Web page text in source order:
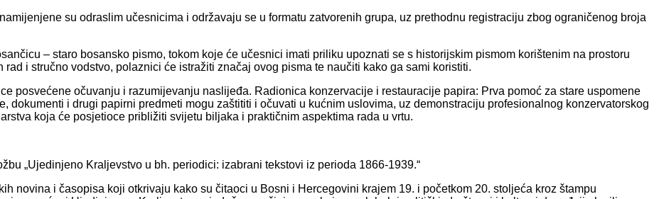
su odraslim učesnicima i održavaju se u formatu zatvorenih grupa, uz prethodnu registraciju zbog ograničenog broja
– staro bosansko pismo, tokom koje će učesnici imati priliku upoznati se s historijskim pismom korištenim na prostoru
i stručno vodstvo, polaznici će istražiti značaj ovog pisma te naučiti kako ga sami koristiti.
posvećene očuvanju i razumijevanju naslijeđa. Radionica konzervacije i restauracije papira: Prva pomoć za stare uspomene
dokumenti i drugi papirni predmeti mogu zaštititi i očuvati u kućnim uslovima, uz demonstraciju profesionalnog konzervatorskog
koja će posjetioce približiti svijetu biljaka i praktičnim aspektima rada u vrtu.
„Ujedinjeno Kraljevstvo u bh. periodici: izabrani tekstovi iz perioda 1866-1939.“
novina i časopisa koji otkrivaju kako su čitaoci u Bosni i Hercegovini krajem 19. i početkom 20. stoljeća kroz štampu